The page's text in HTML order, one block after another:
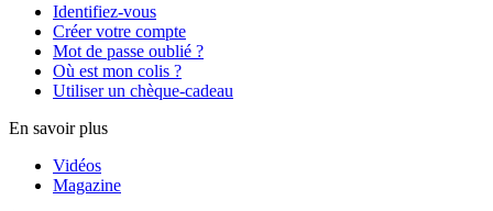
Identifiez-vous
Créer votre compte
Mot de passe oublié ?
Où est mon colis ?
Utiliser un chèque-cadeau
En savoir plus
Vidéos
Magazine